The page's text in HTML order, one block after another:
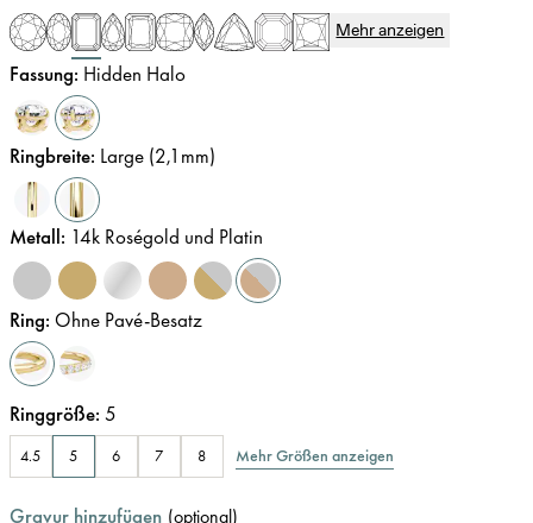
Mehr anzeigen
Fassung: Hidden Halo
Ringbreite: Large (2,1mm)
Metall: 14k Roségold und Platin
Ring: Ohne Pavé-Besatz
Ringgröße: 5
4.5 5 6 7 8 Mehr Größen anzeigen
Gravur hinzufügen (optional)